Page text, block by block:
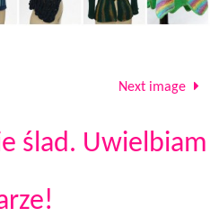
Next image
ślad. Uwielbiam